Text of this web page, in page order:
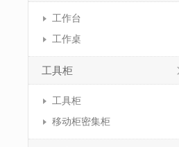
工作台
工作桌
工具柜
工具柜
移动柜密集柜